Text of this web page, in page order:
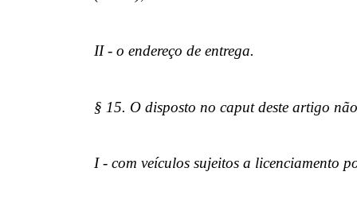
II - o endereço de entrega.
§ 15. O disposto no caput deste artigo
I - com veículos sujeitos a licenciamento